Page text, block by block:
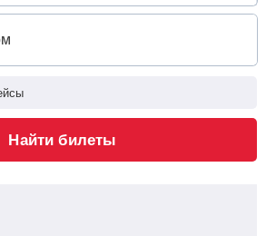
Найти билеты